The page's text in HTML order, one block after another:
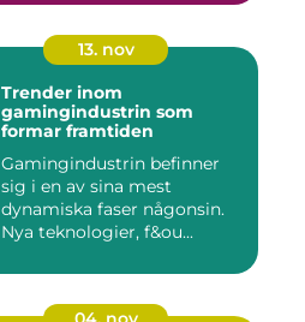
13. nov
Trender inom
gamingindustrin som
formar framtiden
Gamingindustrin befinner
sig i en av sina mest
dynamiska faser någonsin.
Nya teknologier, f&ou...